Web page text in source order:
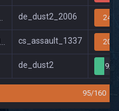
de_dust2_2006 24/
cs_assault_1337 20/
de_dust2 9/
95/160